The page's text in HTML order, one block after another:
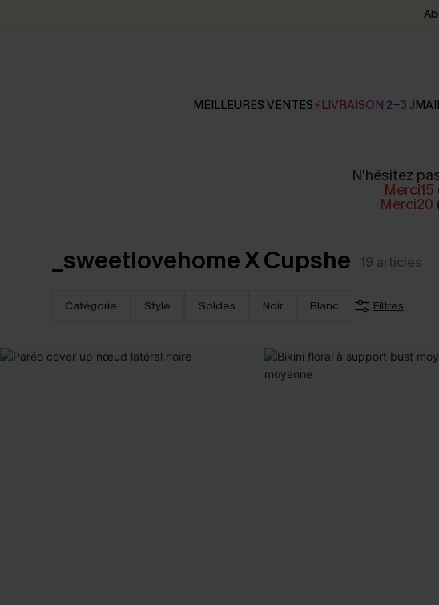
MEILLEURES VENTES⚡LIVRAISON 2-3 J
N'hésitez
Merci15
Merci20
_sweetlovehome X Cupshe 19 articles
Catégorie Style Soldes Noir Blanc Filtres